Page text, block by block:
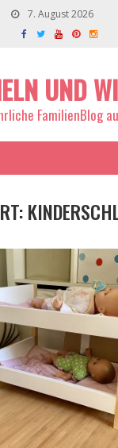
7. August 2026
UND
FamilienBlog